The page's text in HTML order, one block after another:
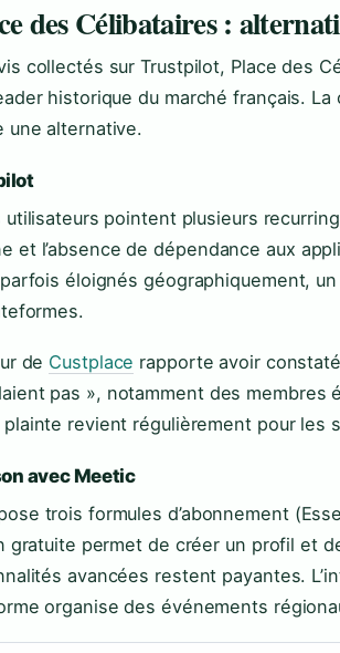
des Célibataires :
collectés sur Trustpilot, Place des
historique du marché français. La
une alternative.
utilisateurs pointent plusieurs
et l’absence de dépendance aux
éloignés géographiquement,
de Custplace rapporte avoir
pas », notamment des
revient régulièrement pour les
avec Meetic
trois formules d’abonnement
gratuite permet de créer un profil et
avancées restent payantes.
organise des événements